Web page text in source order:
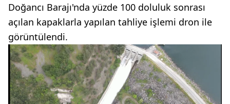
Doğancı Barajı'nda yüzde 100 doluluk sonrası
açılan kapaklarla yapılan tahliye işlemi dron ile
görüntülendi.